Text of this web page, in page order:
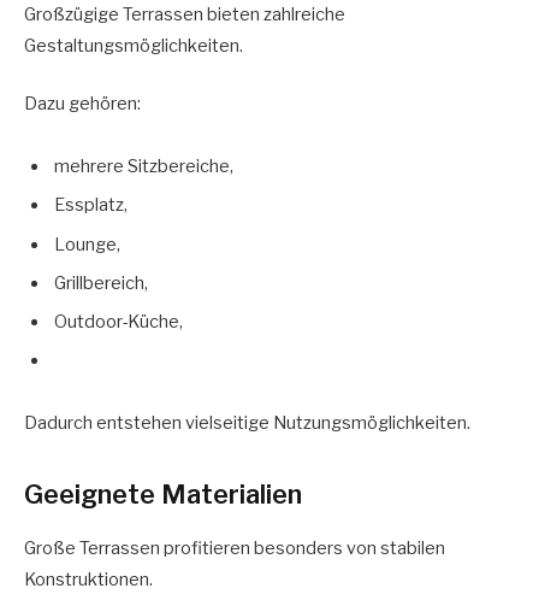
Großzügige Terrassen bieten zahlreiche
Gestaltungsmöglichkeiten.
Dazu gehören:
mehrere Sitzbereiche,
Essplatz,
Lounge,
Grillbereich,
Outdoor-Küche,
Dadurch entstehen vielseitige Nutzungsmöglichkeiten.
Geeignete Materialien
Große Terrassen profitieren besonders von stabilen
Konstruktionen.